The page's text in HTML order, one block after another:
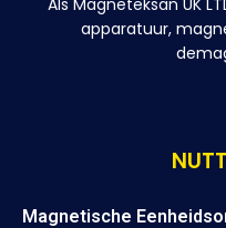
Als Magneteksan UK
apparatuur,
Magnetische